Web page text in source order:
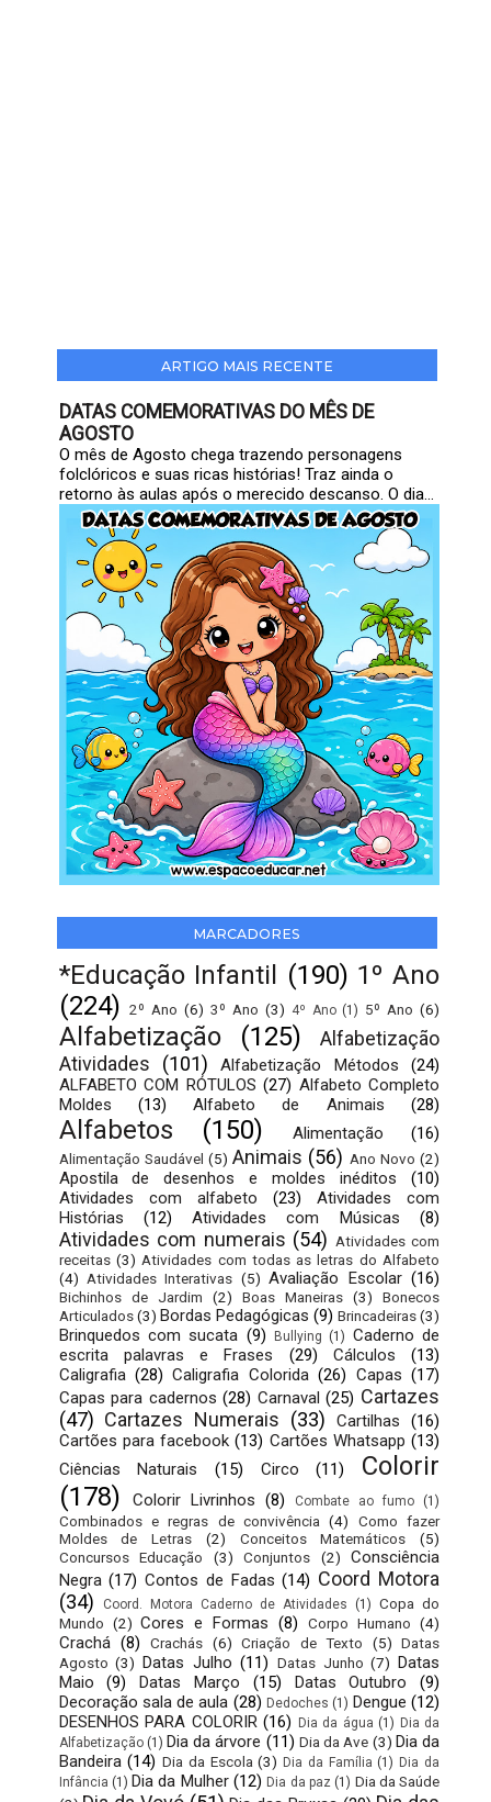
ARTIGO MAIS RECENTE
DATAS COMEMORATIVAS DO MÊS DE
AGOSTO
O mês de Agosto chega trazendo personagens
folclóricos e suas ricas histórias! Traz ainda o
retorno às aulas após o merecido descanso. O dia...
MARCADORES
*Educação Infantil (190) 1º Ano
(224) 2º Ano (6) 3º Ano (3) 4º Ano (1) 5º Ano (6)
Alfabetização (125)
Alfabetização
Atividades
(101) Alfabetização Métodos
(24)
ALFABETO COM RÓTULOS (27) Alfabeto Completo
Moldes
(13) Alfabeto de Animais (28)
Alfabetos (150) Alimentação (16)
Alimentação Saudável (5) Animais (56) Ano Novo (2)
Apostila de desenhos e moldes inéditos
(10)
Atividades com alfabeto
(23)
Atividades com
Histórias
(12) Atividades com Músicas (8)
Atividades com numerais (54) Atividades com
receitas (3) Atividades com todas as letras do Alfabeto
(4) Atividades Interativas (5) Avaliação Escolar (16)
Bichinhos de Jardim (2) Boas Maneiras (3)
Bonecos
Articulados (3) Bordas Pedagógicas (9) Brincadeiras(3)
Brinquedos com sucata (9) Bullying (1) Caderno de
escrita palavras e Frases
(29) Cálculos
(13)
Caligrafia (28) Caligrafia Colorida (26) Capas (17)
Capas para cadernos (28) Carnaval (25) Cartazes
(47) Cartazes Numerais (33) Cartilhas
(16)
Cartões para facebook (13) Cartões Whatsapp (13)
Ciências Naturais
(15) Circo (11)
Colorir
(178)
Colorir Livrinhos (8) Combate ao fumo (1)
Combinados e regras de convivência (4)
Como fazer
Moldes de Letras
(2) Conceitos Matemáticos
(5)
Concursos Educação
(3) Conjuntos (2)
Consciência
Negra (17) Contos de Fadas (14) Coord Motora
(34)
Coord. Motora Caderno de Atividades (1) Copa do
Mundo (2) Cores e Formas (8) Corpo Humano (4)
Crachá (8) Crachás (6) Criação de Texto (5) Datas
Agosto (3) Datas Julho (11) Datas Junho (7) Datas
Maio
(9) Datas Março (15) Datas Outubro
(9)
Decoração sala de aula (28) Dedoches (1) Dengue (12)
DESENHOS PARA COLORIR (16) Dia da água (1) Dia da
Alfabetização (1) Dia da árvore (11) Dia da Ave (3) Dia da
Bandeira (14) Dia da Escola (3) Dia da Família (1) Dia da
Infância (1) Dia da Mulher (12) Dia da paz (1) Dia da Saúde